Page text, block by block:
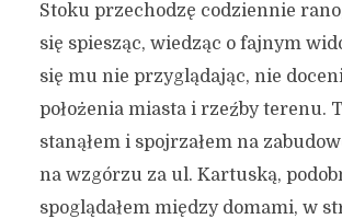
Stoku przechodzę codziennie
się spiesząc, wiedząc o fajnym
się mu nie przyglądając, nie
położenia miasta i rzeźby terenu.
stanąłem i spojrzałem na
na wzgórzu za ul. Kartuską,
spoglądałem między domami, w